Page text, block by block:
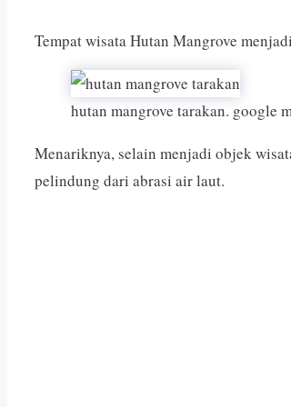
Tempat wisata Hutan Mangrove
hutan mangrove tarakan. google
Menariknya, selain menjadi objek
pelindung dari abrasi air laut.